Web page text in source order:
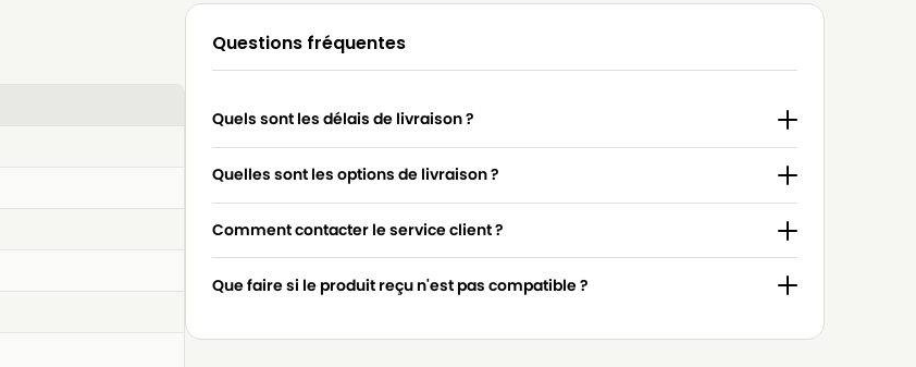
Questions fréquentes
Quels sont les délais de livraison ?
Quelles sont les options de livraison ?
Comment contacter le service client ?
Que faire si le produit reçu n'est pas compatible ?